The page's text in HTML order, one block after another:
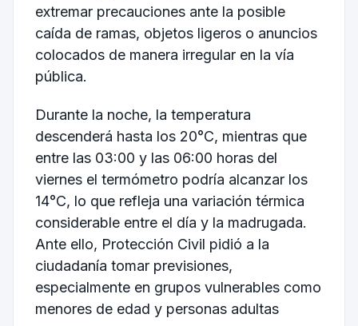
extremar precauciones ante la posible
caída de ramas, objetos ligeros o anuncios
colocados de manera irregular en la vía
pública.
Durante la noche, la temperatura
descenderá hasta los 20°C, mientras que
entre las 03:00 y las 06:00 horas del
viernes el termómetro podría alcanzar los
14°C, lo que refleja una variación térmica
considerable entre el día y la madrugada.
Ante ello, Protección Civil pidió a la
ciudadanía tomar previsiones,
especialmente en grupos vulnerables como
menores de edad y personas adultas